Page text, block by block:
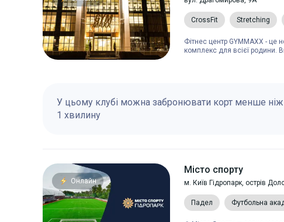
CrossFit Stretching
Фітнес центр GYMMAXX - це
комплекс для всієї родини.
У цьому клубі можна забронювати корт менше ніж
1 хвилину
Онлайн
Місто спорту
м. Київ Гідропарк, острів
Падел Футбольна